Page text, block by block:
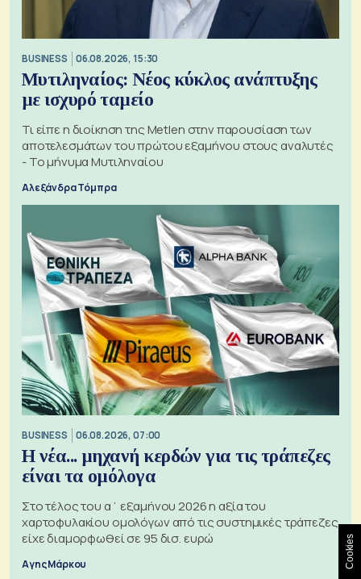
BUSINESS 06.08.2026, 15:30
Μυτιληναίος: Νέος κύκλος ανάπτυξης
με ισχυρό ταμείο
Τι είπε η διοίκηση της Metlen στην παρουσίαση των
αποτελεσμάτων του πρώτου εξαμήνου στους αναλυτές
- Το μήνυμα Μυτιληναίου
Αλεξάνδρα Τόμπρα
BUSINESS 06.08.2026, 07:00
Η νέα... μηχανή κερδών για τις τράπεζες
είναι τα ομόλογα
Στο τέλος του α΄ εξαμήνου 2026 η αξία του
χαρτοφυλακίου ομολόγων από τις συστημικές τράπεζες
είχε διαμορφωθεί σε 95 δισ. ευρώ
Αγης Μάρκου Cookies